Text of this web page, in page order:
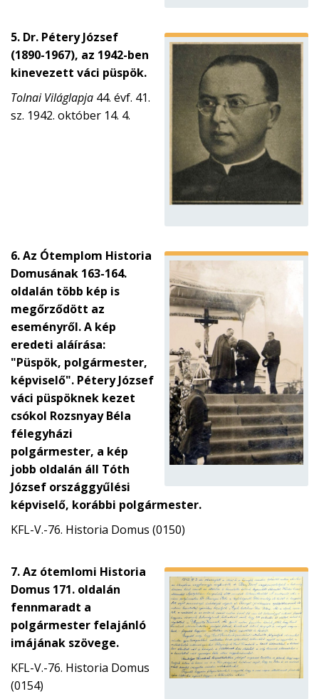
5. Dr. Pétery József
(1890-1967), az 1942-ben
kinevezett váci püspök.
Tolnai Világlapja 44. évf. 41.
sz. 1942. október 14. 4.
6. Az Ótemplom Historia
Domusának 163-164.
oldalán több kép is
megőrződött az
eseményről. A kép
eredeti aláírása:
"Püspök, polgármester,
képviselő". Pétery József
váci püspöknek kezet
csókol Rozsnyay Béla
félegyházi
polgármester, a kép
jobb oldalán áll Tóth
József országgyűlési
képviselő, korábbi polgármester.
KFL-V.-76. Historia Domus (0150)
7. Az ótemlomi Historia
Domus 171. oldalán
fennmaradt a
polgármester felajánló
imájának szövege.
KFL-V.-76. Historia Domus
(0154)